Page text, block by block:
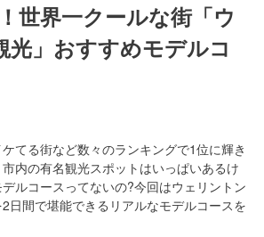
世界一クールな街「ウ
光」おすすめモデルコ
てる街など数々のランキングで1位に輝き
内の有名観光スポットはいっぱいあるけ
ルコースってないの?今回はウェリントン
日間で堪能できるリアルなモデルコースを